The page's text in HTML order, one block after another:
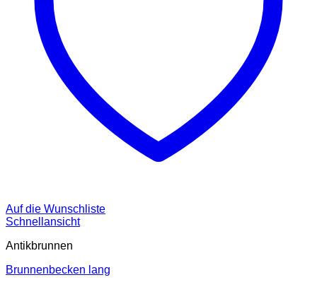
Auf die Wunschliste
Schnellansicht
Antikbrunnen
Brunnenbecken lang